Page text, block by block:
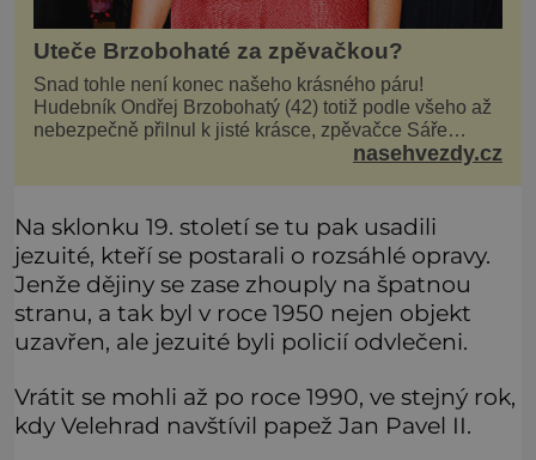
Uteče Brzobohaté za zpěvačkou?
Snad tohle není konec našeho krásného páru!
Hudebník Ondřej Brzobohatý (42) totiž podle všeho až
nebezpečně přilnul k jisté krásce, zpěvačce Sáře
Milfajtové (33), která jednou byla hostem v pořadu
nasehvezdy.cz
Na sklonku 19. století se tu pak usadili
jezuité, kteří se postarali o rozsáhlé opravy.
Jenže dějiny se zase zhouply na špatnou
stranu, a tak byl v roce 1950 nejen objekt
uzavřen, ale jezuité byli policií odvlečeni.
Vrátit se mohli až po roce 1990, ve stejný rok,
kdy Velehrad navštívil papež Jan Pavel II.